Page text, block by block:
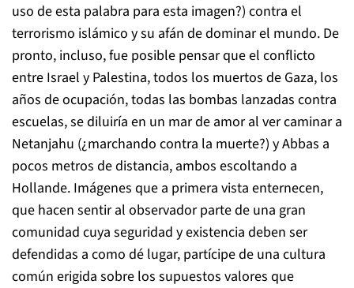
uso de esta palabra para esta imagen?) contra el
terrorismo islámico y su afán de dominar el mundo. De
pronto, incluso, fue posible pensar que el conflicto
entre Israel y Palestina, todos los muertos de Gaza, los
años de ocupación, todas las bombas lanzadas contra
escuelas, se diluiría en un mar de amor al ver caminar a
Netanjahu (¿marchando contra la muerte?) y Abbas a
pocos metros de distancia, ambos escoltando a
Hollande. Imágenes que a primera vista enternecen,
que hacen sentir al observador parte de una gran
comunidad cuya seguridad y existencia deben ser
defendidas a como dé lugar, partícipe de una cultura
común erigida sobre los supuestos valores que